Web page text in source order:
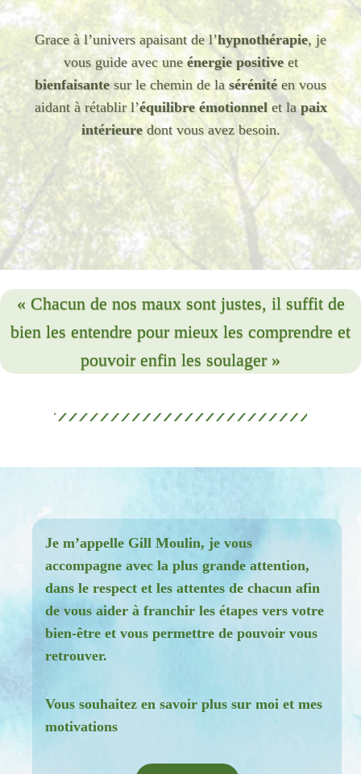
Grace à l’univers apaisant de l’hypnothérapie, je
vous guide avec uneénergie positiveet
bienfaisantesur le chemin de la sérénitéen vous
aidant à rétablir l’équilibre émotionnelet lapaix
intérieuredont vous avez besoin.
« Chacun de nos maux sont justes, il suffit de
bien les entendre pour mieux les comprendre et
pouvoir enfin les soulager »
Je m’appelle Gill Moulin, je vous
accompagne avec la plus grande attention,
dans le respect et les attentes de chacun afin
de vous aider à franchir les étapes vers votre
bien-être et vous permettre de pouvoir vous
retrouver.
Vous souhaitez en savoir plus sur moi et mes
motivations